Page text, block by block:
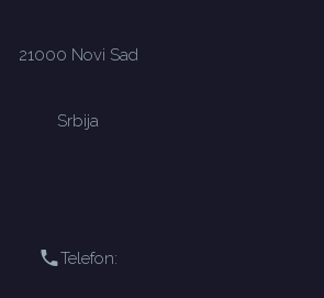
21000 Novi Sad
Srbija
Telefon: